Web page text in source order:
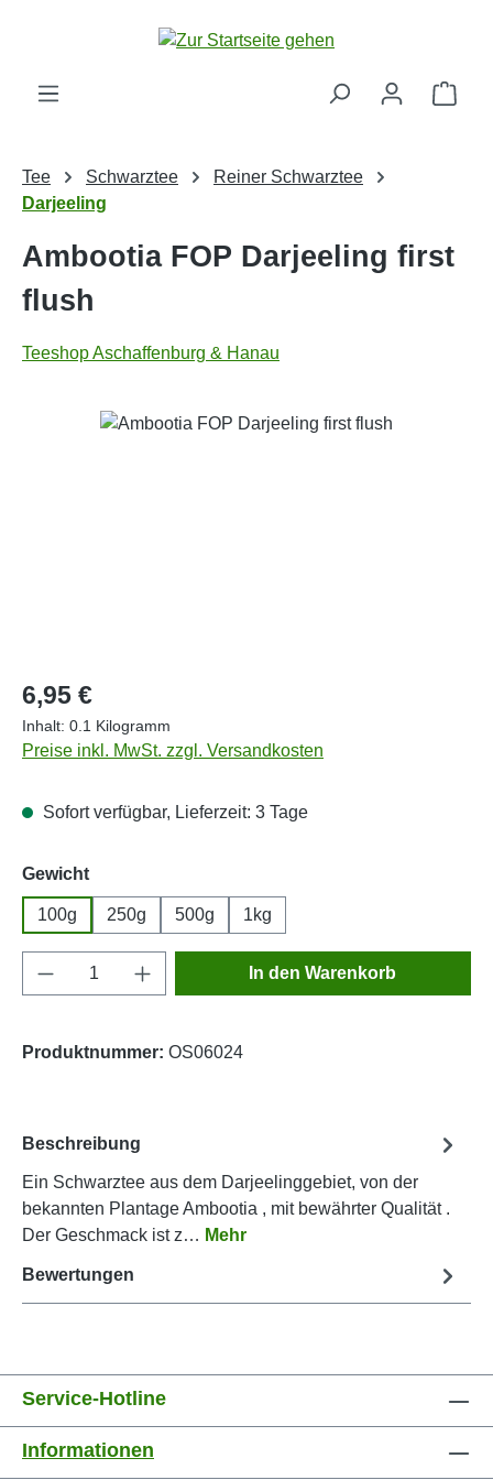
Zum Hauptinhalt springen
Tee Schwarztee
Reiner Schwarztee
Darjeeling
Ambootia FOP Darjeeling first
flush
Teeshop Aschaffenburg & Hanau
Bildergalerie überspringen
Regulärer Preis:
6,95 €
Inhalt: 0.1 Kilogramm
Preise inkl. MwSt. zzgl. Versandkosten
Sofort verfügbar, Lieferzeit: 3 Tage
Gewichtauswählen
100g 250g 500g 1kg
Produkt Anzahl: Gib den gewünschten
In den Warenkorb
Produktnummer: OS06024
Beschreibung
Ein Schwarztee aus dem Darjeelinggebiet, von der
bekannten Plantage Ambootia , mit bewährter Qualität .
Der Geschmack ist z… Mehr
Bewertungen
Service-Hotline
Informationen